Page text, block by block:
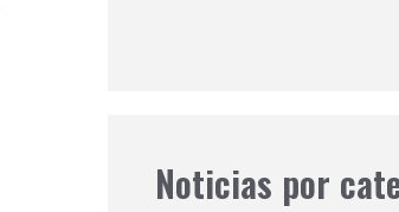
Noticias por